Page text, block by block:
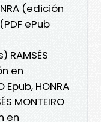
(edición
ePub
RAMSÉS
en
Epub, HONRA
MONTEIRO
en